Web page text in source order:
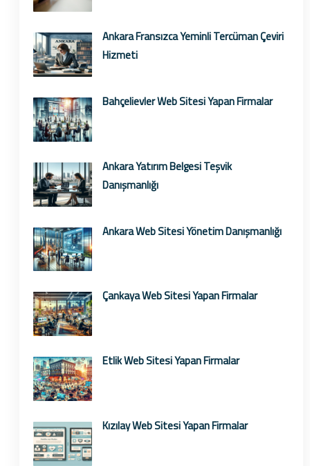
Ankara Fransızca Yeminli Tercüman Çeviri
Hizmeti
Bahçelievler Web Sitesi Yapan Firmalar
Ankara Yatırım Belgesi Teşvik
Danışmanlığı
Ankara Web Sitesi Yönetim Danışmanlığı
Çankaya Web Sitesi Yapan Firmalar
Etlik Web Sitesi Yapan Firmalar
Kızılay Web Sitesi Yapan Firmalar